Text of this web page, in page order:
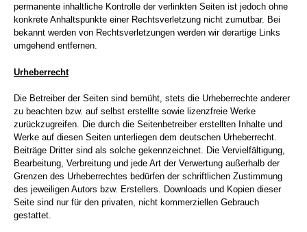
permanente inhaltliche Kontrolle der verlinkten Seiten ist jedoch ohne
konkrete Anhaltspunkte einer Rechtsverletzung nicht zumutbar. Bei
bekannt werden von Rechtsverletzungen werden wir derartige Links
umgehend entfernen.
Urheberrecht
Die Betreiber der Seiten sind bemüht, stets die Urheberrechte anderer
zu beachten bzw. auf selbst erstellte sowie lizenzfreie Werke
zurückzugreifen. Die durch die Seitenbetreiber erstellten Inhalte und
Werke auf diesen Seiten unterliegen dem deutschen Urheberrecht.
Beiträge Dritter sind als solche gekennzeichnet. Die Vervielfältigung,
Bearbeitung, Verbreitung und jede Art der Verwertung außerhalb der
Grenzen des Urheberrechtes bedürfen der schriftlichen Zustimmung
des jeweiligen Autors bzw. Erstellers. Downloads und Kopien dieser
Seite sind nur für den privaten, nicht kommerziellen Gebrauch
gestattet.